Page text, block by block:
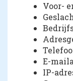
Voor-
E-
IP-